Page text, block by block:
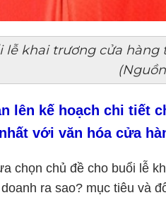
lễ khai trương cửa
lên kế hoạch chi tiết
với văn hóa cửa
chọn chủ đề cho buổi lễ
ra sao? mục tiêu và